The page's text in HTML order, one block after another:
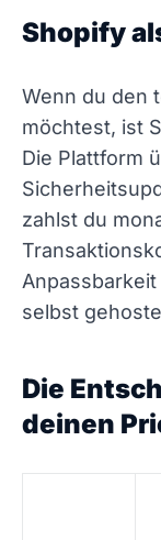
Shopify
Wenn du den
möchtest, ist
Die Plattform
zahlst du
selbst
Die
deinen